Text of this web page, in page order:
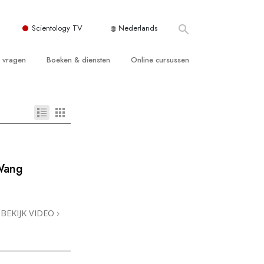
Scientology TV Nederlands
Boeken & diensten Online cursussen
De Drijfveren van het Bestaan
Integriteit en Eerlijkheid
BEKIJK VIDEO